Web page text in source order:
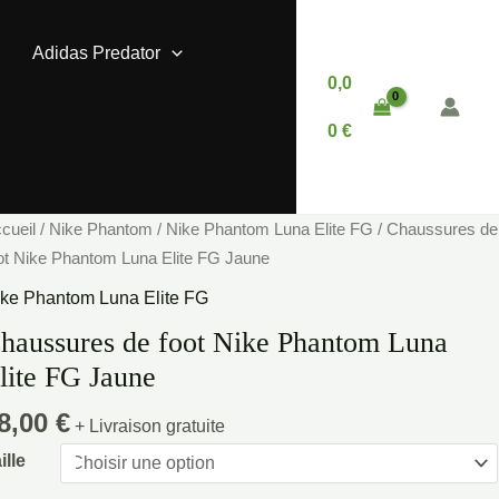
Adidas Predator
0,0
0 €
/ Nike Phantom / Nike Phantom Luna Elite FG / Chaussures de
Nike Phantom Luna Elite FG Jaune
Phantom Luna Elite FG
de foot Nike Phantom Luna
FG Jaune
€ + Livraison gratuite